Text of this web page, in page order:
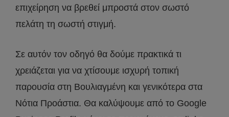
επιχείρηση να βρεθεί μπροστά στον σωστό
πελάτη τη σωστή στιγμή.
Σε αυτόν τον οδηγό θα δούμε πρακτικά τι
χρειάζεται για να χτίσουμε ισχυρή τοπική
παρουσία στη Βουλιαγμένη και γενικότερα στα
Νότια Προάστια. Θα καλύψουμε από το Google